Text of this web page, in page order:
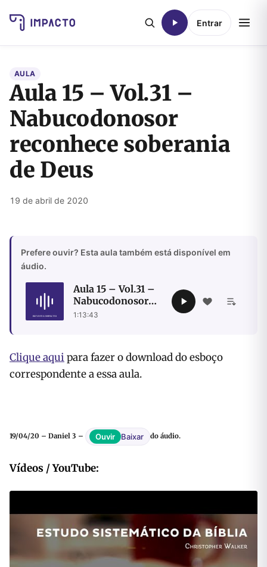
Entrar
AULA
Aula 15 – Vol.31 –
Nabucodonosor
reconhece soberania
de Deus
19 de abril de 2020
Prefere ouvir? Esta aula também está disponível em
áudio.
Aula 15 – Vol.31 –
Nabucodonosor
reconhece
1:13:43
Clique aqui para fazer o download do esboço
correspondente a essa aula.
19/04/20 – Daniel 3 – Ouvir Baixar do áudio.
Vídeos / YouTube: